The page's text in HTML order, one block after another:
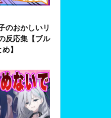
のおかしいリ
反応集【ブル
】